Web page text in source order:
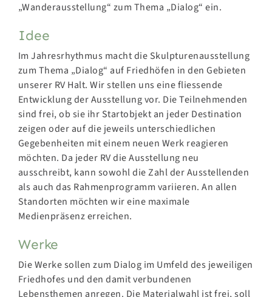
„Wanderausstellung“ zum Thema „Dialog“ ein.
Idee
Im Jahresrhythmus macht die Skulpturenausstellung
zum Thema „Dialog“ auf Friedhöfen in den Gebieten
unserer RV Halt. Wir stellen uns eine fliessende
Entwicklung der Ausstellung vor. Die Teilnehmenden
sind frei, ob sie ihr Startobjekt an jeder Destination
zeigen oder auf die jeweils unterschiedlichen
Gegebenheiten mit einem neuen Werk reagieren
möchten. Da jeder RV die Ausstellung neu
ausschreibt, kann sowohl die Zahl der Ausstellenden
als auch das Rahmenprogramm variieren. An allen
Standorten möchten wir eine maximale
Medienpräsenz erreichen.
Werke
Die Werke sollen zum Dialog im Umfeld des jeweiligen
Friedhofes und den damit verbundenen
Lebensthemen anregen. Die Materialwahl ist frei, soll